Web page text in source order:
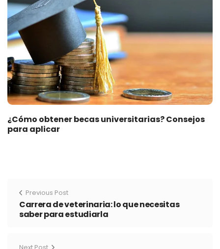
¿Cómo obtener becas universitarias? Consejos
para aplicar
Previous Post
Carrera de veterinaria: lo que necesitas
saber para estudiarla